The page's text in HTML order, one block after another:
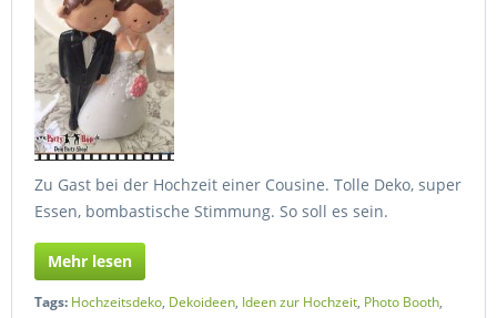
Zu Gast bei der Hochzeit einer Cousine. Tolle Deko, super
Essen, bombastische Stimmung. So soll es sein.
Mehr lesen
Tags: Hochzeitsdeko, Dekoideen, Ideen zur Hochzeit, Photo Booth,